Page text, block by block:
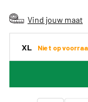
Vind jouw maat
XL Niet op